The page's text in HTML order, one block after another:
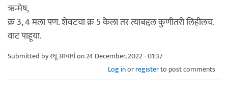
ऋन्मेष,
क्र 3, 4 मला पण. शेवटचा क्र 5 केला तर त्याबद्दल कुणीतरी लिहीलच.
वाट पाहूया.
Submitted byरघू आचार्यon 24 December, 2022 - 01:37
Log inorregisterto post comments